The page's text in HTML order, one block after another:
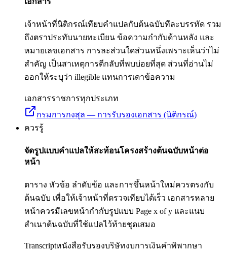
เจ้าหน้าที่นิติกรณ์เทียบคำแปลกับต้นฉบับทีละบรรทัด รวม
ถึงตราประทับนายทะเบียน ข้อความกำกับด้านหลัง และ
หมายเลขเอกสาร การละส่วนใดส่วนหนึ่งเพราะเห็นว่าไม่
สำคัญ เป็นสาเหตุการตีกลับที่พบบ่อยที่สุด ส่วนที่อ่านไม่
ออกให้ระบุว่า illegible แทนการเดาข้อความ
เอกสารราชการทุกประเภท
กรมการกงสุล — การรับรองเอกสาร (นิติกรณ์)
ควรรู้
จัดรูปแบบคำแปลให้สะท้อนโครงสร้างต้นฉบับหน้าต่อ
หน้า
ตาราง หัวข้อ ลำดับข้อ และการขึ้นหน้าใหม่ควรตรงกับ
ต้นฉบับ เพื่อให้เจ้าหน้าที่ตรวจเทียบได้เร็ว เอกสารหลาย
หน้าควรมีเลขหน้ากำกับรูปแบบ Page x of y และแนบ
สำเนาต้นฉบับที่ใช้แปลไว้ท้ายชุดเสมอ
Transcriptหนังสือรับรองบริษัทงบการเงินคำพิพากษา